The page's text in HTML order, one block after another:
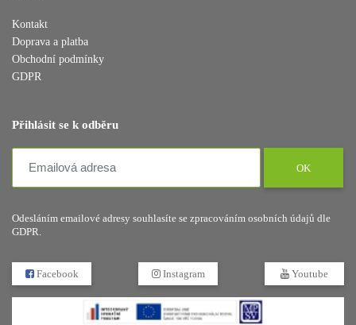
Kontakt
Doprava a platba
Obchodní podmínky
GDPR
Přihlásit se k odběru
OK
Odesláním emailové adresy souhlasíte se zpracováním osobních údajů dle
GDPR.
Facebook Instagram Youtube